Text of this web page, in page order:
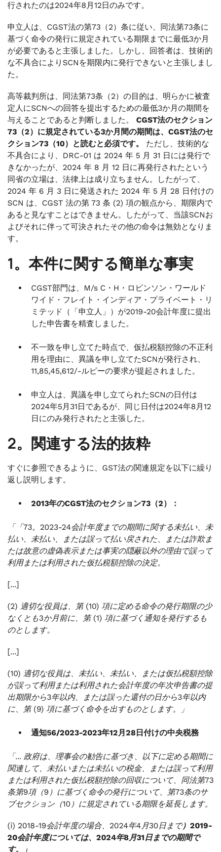
行されたのは2024年8月12日のみです。
申立人は、CGST法の第73（2）条に従い、同法第73条に
基づく命令の発行に規定されている期限までに最低3か月
が必要であると主張しました。しかし、回答者は、技術的
な不具合によりSCNを期限内に発行できないと主張しまし
た。
高等裁判所は、同法第73条（2）の目的は、明らかに被査
定人にSCNへの回答を提出するための最低3か月の期間を
与えることであると判断しました。 CGST法のセクション
73（2）に規定されている3か月間の期間は、CGST法のセ
クション73（10）と読むと必須です。 ただし、技術的な
不具合により、DRC-01 は 2024 年 5 月 31 日には発行で
きなかったが、2024 年 8 月 12 日に再発行されたという
同省の立場は、法律上は成り立ちません。したがって、
2024 年 6 月 3 日に発送された 2024 年 5 月 28 日付けの
SCN は、CGST 法の第 73 条 (2) 項の観点から、期限内で
あると見なすことはできません。したがって、当該SCNお
よびそれに伴って可決されたその他の命令は無効となりま
す。
1。本件に関する簡単な事実
CGST部門は、M/s C・H・ロビンソン・ワールド
ワイド・フレイト・インディア・プライベート・リ
ミテッド（「申立人」）が2019-20会計年度に提出
した申告書を精査しました。
不一致を申し立てた時点で、仮払税額控除の不正利
用を理由に、異議を申し立てたSCNが発行され、
11,85,45,612/-ルピーの要求が提起されました。
申立人は、異議を申し立てられたSCNの日付は
2024年5月31日であるが、同じ日付は2024年8月12
日にのみ発行されたと主張した。
2。関連する法的抜粋
すぐに参照できるように、GST法の関連規定を以下に繰り
返し説明します。
2013年のCGST法のセクション73（2）：
「「73。2023-24会計年度までの期間に関する未払い、未
払い、未払い、または誤って払い戻された、または詐欺ま
たは故意の虚偽表示または事実の隠蔽以外の理由で誤って
利用または利用された仮払税額控除の決定。
[...]
(2) 適切な役員は、第 (10) 項に定める命令の発行期限の少
なくとも3か月前に、第 (1) 項に基づく通知を発行するも
のとします。
[...]
(10) 適切な役員は、未払い、未払い、または仮払税額控除
が誤って利用または利用された会計年度の年次申告書の提
出期限から3年以内、または誤った還付の日から3年以内
に、第 (9) 項に基づく命令を出すものとします。」
通知56/2023-2023年12月28日付けの中央税務
「... 政府は、理事会の勧告に基づき、以下に定める期間に
関連して、未払いまたは未払いの税金、または誤って利用
または利用された仮払税額控除の回収について、同法第73
条第9項（9）に基づく命令の発行について、第73条のサ
ブセクション（10）に規定されている期限を延長します。
(i) 2018-19会計年度の場合、2024年4月30日まで）2019-
20会計年度については、2024年8月31日までの期間で
す。」